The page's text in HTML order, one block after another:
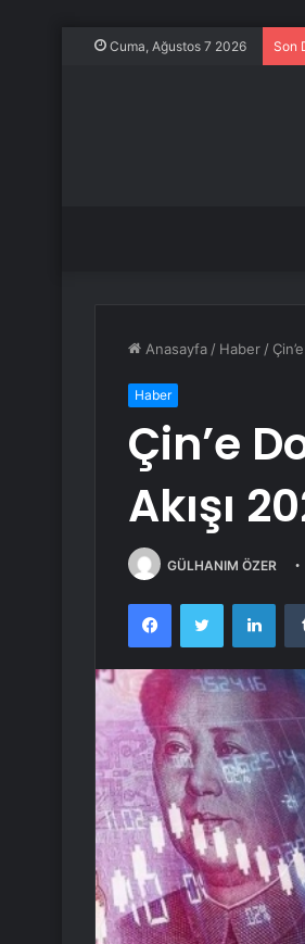
Cuma, Ağustos 7 2026 Son
Anasayfa / Haber /
Haber
Çin’e
Akışı
GÜLHANIM ÖZER
FacebookTwitter